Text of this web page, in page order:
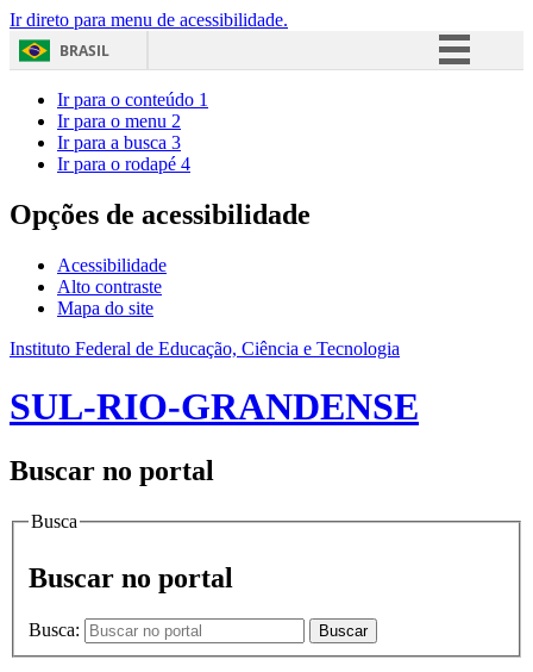
Ir direto para menu de acessibilidade.
BRASIL
Acesso à informação
Ir para o conteúdo 1
Ir para o menu 2
Ir para a busca 3
Ir para o rodapé 4
Opções de acessibilidade
Acessibilidade
Alto contraste
Mapa do site
Instituto Federal de Educação, Ciência e Tecnologia
SUL-RIO-GRANDENSE
Buscar no portal
Busca
Buscar no portal
Busca: Buscar